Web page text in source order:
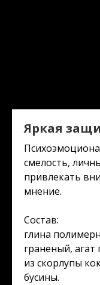
Яркая
смелость,
привлекать
мнение.
Состав:
глина
граненый,
из скорлупы
бусины.